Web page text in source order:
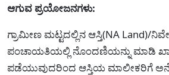
ಆಗುವ ಪ್ರಯೋಜನಗಳು:
ಗ್ರಾಮೀಣ ಮಟ್ಟದಲ್ಲಿನ ಆಸ್ತಿ(NA Land)/
ಪಂಚಾಯತಿಯಲ್ಲಿ ನೊಂದಣಿಯನ್ನು ಮಾಡಿ
ಪಡೆಯುವುದರಿಂದ ಆಸ್ತಿಯ ಮಾಲೀಕರಿಗೆ